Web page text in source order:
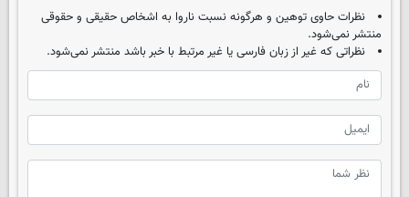
نظرات حاوی توهین و هرگونه نسبت ناروا به اشخاص حقیقی و حقوقی
منتشر نمی‌شود.
نظراتی که غیر از زبان فارسی یا غیر مرتبط با خبر باشد منتشر نمی‌شود.